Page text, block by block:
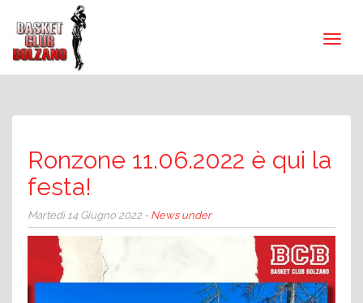
Ronzone 11.06.2022 è qui la
festa!
Martedì 14 Giugno 2022 - News under